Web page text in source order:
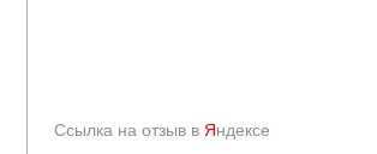
Ссылка на отзыв в Яндексе